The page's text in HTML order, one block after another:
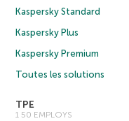
Kaspersky Standard
Kaspersky Plus
Kaspersky Premium
Toutes les solutions
TPE
1 50 EMPLOYS